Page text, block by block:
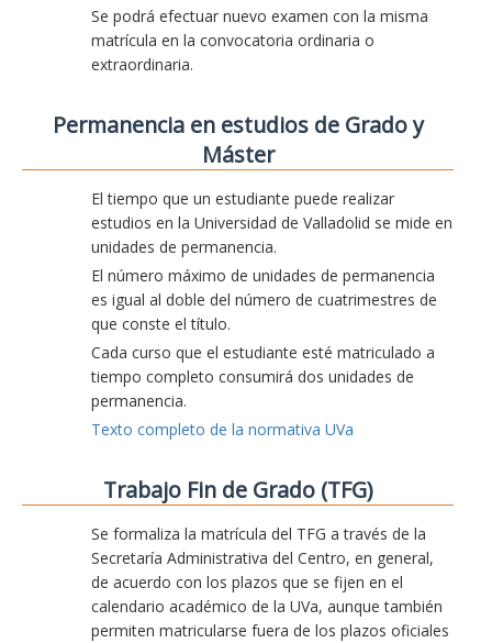
Se podrá efectuar nuevo examen con la misma
matrícula en la convocatoria ordinaria o
extraordinaria.
Permanencia en estudios de Grado y
Máster
El tiempo que un estudiante puede realizar
estudios en la Universidad de Valladolid se mide en
unidades de permanencia.
El número máximo de unidades de permanencia
es igual al doble del número de cuatrimestres de
que conste el título.
Cada curso que el estudiante esté matriculado a
tiempo completo consumirá dos unidades de
permanencia.
Texto completo de la normativa UVa
Trabajo Fin de Grado (TFG)
Se formaliza la matrícula del TFG a través de la
Secretaría Administrativa del Centro, en general,
de acuerdo con los plazos que se fijen en el
calendario académico de la UVa, aunque también
permiten matricularse fuera de los plazos oficiales